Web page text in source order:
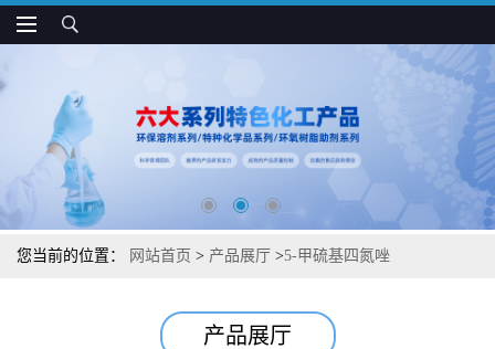
您当前的位置： 网站首页 > 产品展厅 >5-甲硫基四氮唑
产品展厅